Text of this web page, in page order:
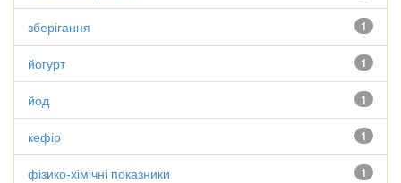
1
зберігання
1
йогурт
1
йод
1
кефір
1
фізико-хімічні показники